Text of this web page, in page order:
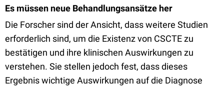
Es müssen neue Behandlungsansätze her
Die Forscher sind der Ansicht, dass weitere Studien
erforderlich sind, um die Existenz von CSCTE zu
bestätigen und ihre klinischen Auswirkungen zu
verstehen. Sie stellen jedoch fest, dass dieses
Ergebnis wichtige Auswirkungen auf die Diagnose